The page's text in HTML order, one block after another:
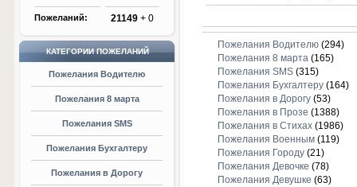
Пожеланий: 21149 + 0
КАТЕГОРИИ ПОЖЕЛАНИЙ
Пожелания Водителю
Пожелания 8 марта
Пожелания SMS
Пожелания Бухгалтеру
Пожелания в Дорогу
Пожелания Водителю (294)
Пожелания 8 марта (165)
Пожелания SMS (315)
Пожелания Бухгалтеру (164)
Пожелания в Дорогу (53)
Пожелания в Прозе (1388)
Пожелания в Стихах (1986)
Пожелания Военным (119)
Пожелания Городу (21)
Пожелания Девочке (78)
Пожелания Девушке (63)